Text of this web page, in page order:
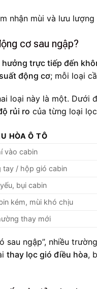
cơ sau ngập?
hưởng trực tiếp đến
động cơ; mỗi loại
loại này là một.
rủi ro của từng loại
HÒA Ô TÔ
vào cabin
tay / hộp gió cabin
bụi cabin
kém, mùi khó chịu
thay mới
ngập”, nhiều
thay lọc gió điều hòa,